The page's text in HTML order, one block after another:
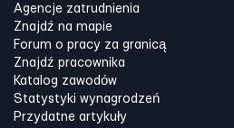
Agencje zatrudnienia
Znajdź na mapie
Forum o pracy za granicą
Znajdź pracownika
Katalog zawodów
Statystyki wynagrodzeń
Przydatne artykuły